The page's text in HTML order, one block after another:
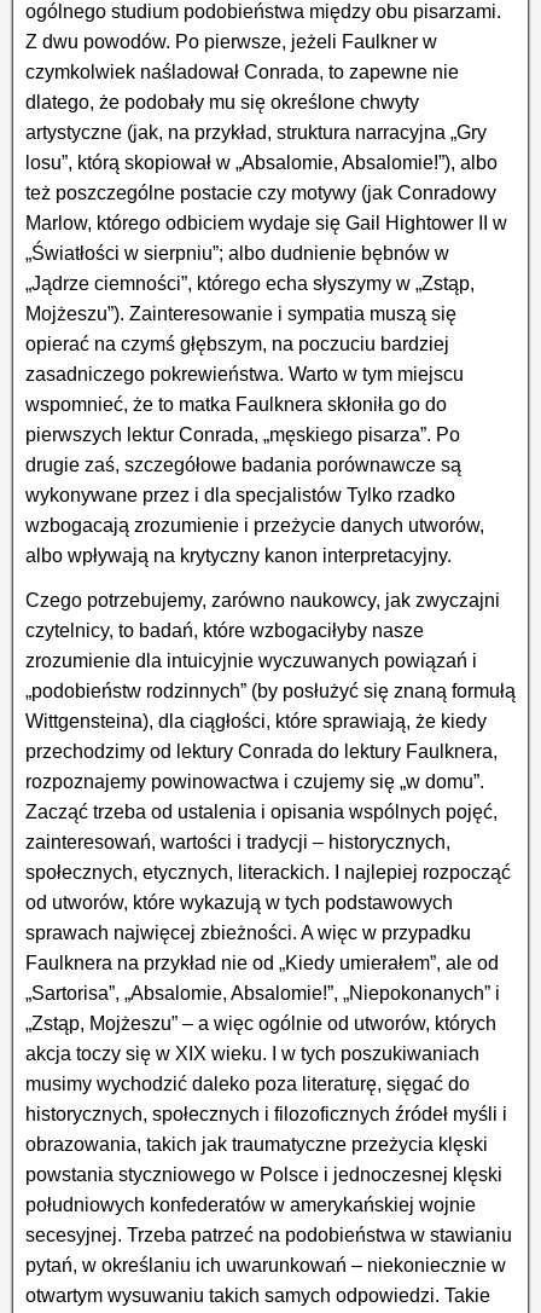
ogólnego studium podobieństwa między obu pisarzami.
Z dwu powodów. Po pierwsze, jeżeli Faulkner w
czymkolwiek naśladował Conrada, to zapewne nie
dlatego, że podobały mu się określone chwyty
artystyczne (jak, na przykład, struktura narracyjna „Gry
losu”, którą skopiował w „Absalomie, Absalomie!”), albo
też poszczególne postacie czy motywy (jak Conradowy
Marlow, którego odbiciem wydaje się Gail Hightower II w
„Światłości w sierpniu”; albo dudnienie bębnów w
„Jądrze ciemności”, którego echa słyszymy w „Zstąp,
Mojżeszu”). Zainteresowanie i sympatia muszą się
opierać na czymś głębszym, na poczuciu bardziej
zasadniczego pokrewieństwa. Warto w tym miejscu
wspomnieć, że to matka Faulknera skłoniła go do
pierwszych lektur Conrada, „męskiego pisarza”. Po
drugie zaś, szczegółowe badania porównawcze są
wykonywane przez i dla specjalistów Tylko rzadko
wzbogacają zrozumienie i przeżycie danych utworów,
albo wpływają na krytyczny kanon interpretacyjny.
Czego potrzebujemy, zarówno naukowcy, jak zwyczajni
czytelnicy, to badań, które wzbogaciłyby nasze
zrozumienie dla intuicyjnie wyczuwanych powiązań i
„podobieństw rodzinnych” (by posłużyć się znaną formułą
Wittgensteina), dla ciągłości, które sprawiają, że kiedy
przechodzimy od lektury Conrada do lektury Faulknera,
rozpoznajemy powinowactwa i czujemy się „w domu”.
Zacząć trzeba od ustalenia i opisania wspólnych pojęć,
zainteresowań, wartości i tradycji – historycznych,
społecznych, etycznych, literackich. I najlepiej rozpocząć
od utworów, które wykazują w tych podstawowych
sprawach najwięcej zbieżności. A więc w przypadku
Faulknera na przykład nie od „Kiedy umierałem”, ale od
„Sartorisa”, „Absalomie, Absalomie!”, „Niepokonanych” i
„Zstąp, Mojżeszu” – a więc ogólnie od utworów, których
akcja toczy się w XIX wieku. I w tych poszukiwaniach
musimy wychodzić daleko poza literaturę, sięgać do
historycznych, społecznych i filozoficznych źródeł myśli i
obrazowania, takich jak traumatyczne przeżycia klęski
powstania styczniowego w Polsce i jednoczesnej klęski
południowych konfederatów w amerykańskiej wojnie
secesyjnej. Trzeba patrzeć na podobieństwa w stawianiu
pytań, w określaniu ich uwarunkowań – niekoniecznie w
otwartym wysuwaniu takich samych odpowiedzi. Takie